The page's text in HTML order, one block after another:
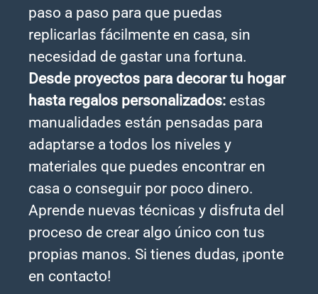
paso a paso para que puedas
replicarlas fácilmente en casa, sin
necesidad de gastar una fortuna.
Desde proyectos para decorar tu hogar
hasta regalos personalizados: estas
manualidades están pensadas para
adaptarse a todos los niveles y
materiales que puedes encontrar en
casa o conseguir por poco dinero.
Aprende nuevas técnicas y disfruta del
proceso de crear algo único con tus
propias manos. Si tienes dudas, ¡ponte
en contacto!